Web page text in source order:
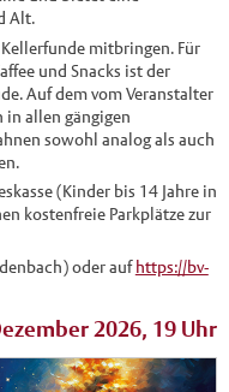
Alt.
mitbringen. Für
und Snacks ist der
Auf dem vom Veranstalter
in allen gängigen
sowohl analog als auch
(Kinder bis 14 Jahre in
kostenfreie Parkplätze zur
oder auf https://bv-
2026, 19 Uhr